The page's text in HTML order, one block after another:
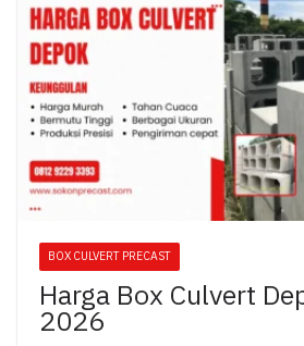
BOX CULVERT PRECAST
Harga Box Culvert
2026